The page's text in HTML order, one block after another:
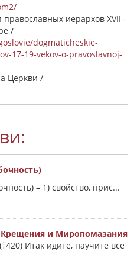
иерархов XVII–
/
dogmaticheskie-
17-19-vekov-o-pravoslavnoj-
Церкви /
– 1) свойство, прис...
Крещения и Миропомазания
Итак идите, научите все